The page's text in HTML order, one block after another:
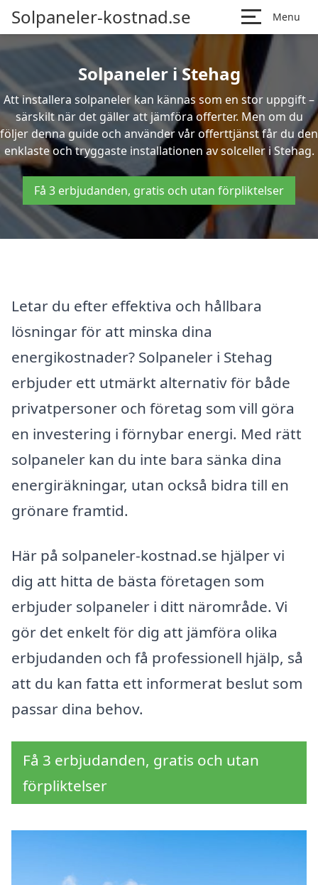
Solpaneler-kostnad.se Menu
Solpaneler i Stehag
Att installera solpaneler kan kännas som en stor uppgift –
särskilt när det gäller att jämföra offerter. Men om du
följer denna guide och använder vår offerttjänst får du den
enklaste och tryggaste installationen av solceller i Stehag.
Få 3 erbjudanden, gratis och utan förpliktelser
Letar du efter effektiva och hållbara
lösningar för att minska dina
energikostnader? Solpaneler i Stehag
erbjuder ett utmärkt alternativ för både
privatpersoner och företag som vill göra
en investering i förnybar energi. Med rätt
solpaneler kan du inte bara sänka dina
energiräkningar, utan också bidra till en
grönare framtid.
Här på solpaneler-kostnad.se hjälper vi
dig att hitta de bästa företagen som
erbjuder solpaneler i ditt närområde. Vi
gör det enkelt för dig att jämföra olika
erbjudanden och få professionell hjälp, så
att du kan fatta ett informerat beslut som
passar dina behov.
Få 3 erbjudanden, gratis och utan
förpliktelser